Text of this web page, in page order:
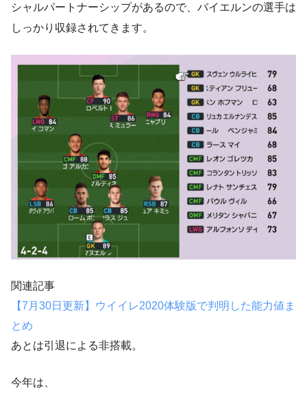
シャルパートナーシップがあるので、バイエルンの選手は
しっかり収録されてきます。
関連記事
【7月30日更新】ウイイレ2020体験版で判明した能力値ま
とめ
あとは引退による非搭載。
今年は、